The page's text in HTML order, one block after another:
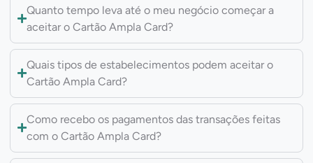
Quanto tempo leva até o meu negócio começar a
aceitar o Cartão Ampla Card?
Quais tipos de estabelecimentos podem aceitar o
Cartão Ampla Card?
Como recebo os pagamentos das transações feitas
com o Cartão Ampla Card?